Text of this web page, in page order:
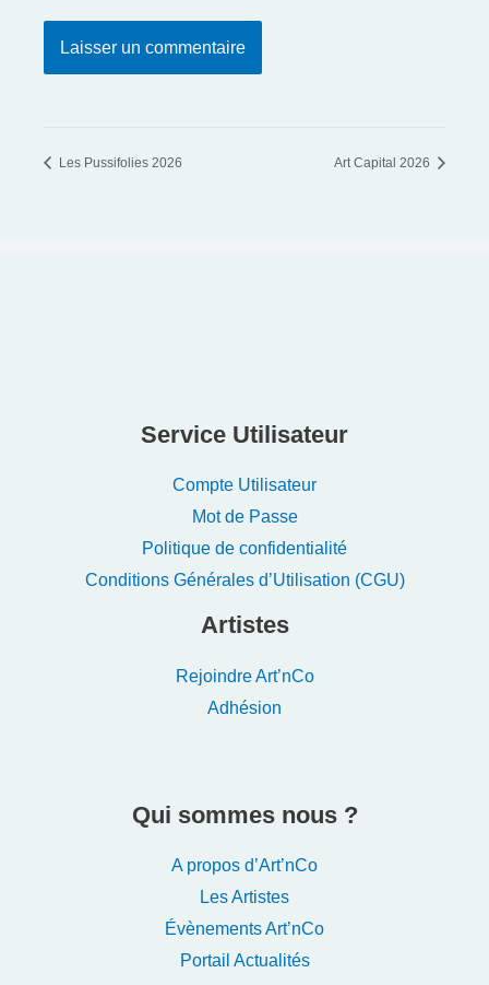
Les Pussifolies 2026 Art Capital 2026
Service Utilisateur
Compte Utilisateur
Mot de Passe
Politique de confidentialité
Conditions Générales d’Utilisation (CGU)
Artistes
Rejoindre Art’nCo
Adhésion
Qui sommes nous ?
A propos d’Art’nCo
Les Artistes
Évènements Art’nCo
Portail Actualités